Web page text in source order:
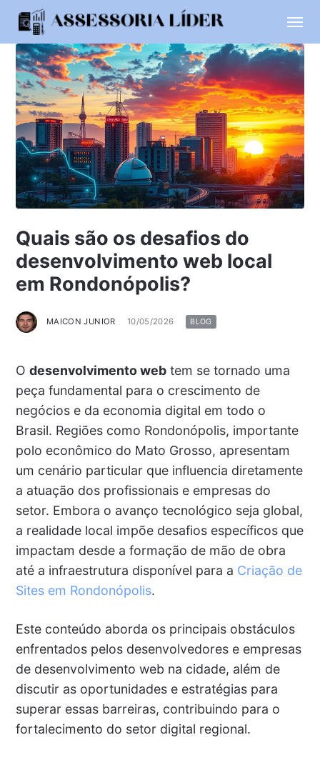
Quais são os desafios do
desenvolvimento web local
em Rondonópolis?
MAICON JUNIOR 10/05/2026 BLOG
O desenvolvimento webtem se tornado uma
peça fundamental para o crescimento de
negócios e da economia digital em todo o
Brasil. Regiões como Rondonópolis, importante
polo econômico do Mato Grosso, apresentam
um cenário particular que influencia diretamente
a atuação dos profissionais e empresas do
setor. Embora o avanço tecnológico seja global,
a realidade local impõe desafios específicos que
impactam desde a formação de mão de obra
até a infraestrutura disponível para a Criação de
Sites em Rondonópolis.
Este conteúdo aborda os principais obstáculos
enfrentados pelos desenvolvedores e empresas
de desenvolvimento web na cidade, além de
discutir as oportunidades e estratégias para
superar essas barreiras, contribuindo para o
fortalecimento do setor digital regional.